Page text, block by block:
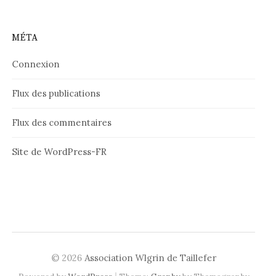
MÉTA
Connexion
Flux des publications
Flux des commentaires
Site de WordPress-FR
© 2026 Association Wlgrin de Taillefer